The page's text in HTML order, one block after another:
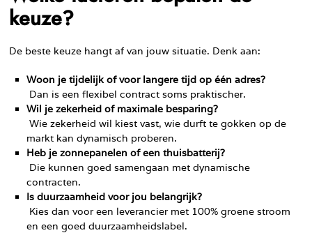
keuze?
De beste keuze hangt af van jouw situatie. Denk aan:
Woon je tijdelijk of voor langere tijd op één adres?
Dan is een flexibel contract soms praktischer.
Wil je zekerheid of maximale besparing?
Wie zekerheid wil kiest vast, wie durft te gokken op de
markt kan dynamisch proberen.
Heb je zonnepanelen of een thuisbatterij?
Die kunnen goed samengaan met dynamische
contracten.
Is duurzaamheid voor jou belangrijk?
Kies dan voor een leverancier met 100% groene stroom
en een goed duurzaamheidslabel.